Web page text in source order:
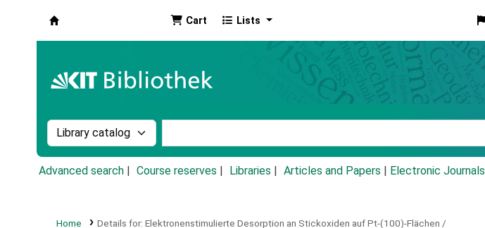
Cart Lists
Search the catalog by:
Advanced search Course reserves Libraries Articles and Papers Electronic Journals
Home Details for: Elektronenstimulierte Desorption an Stickoxiden auf Pt-(100)-Flächen /